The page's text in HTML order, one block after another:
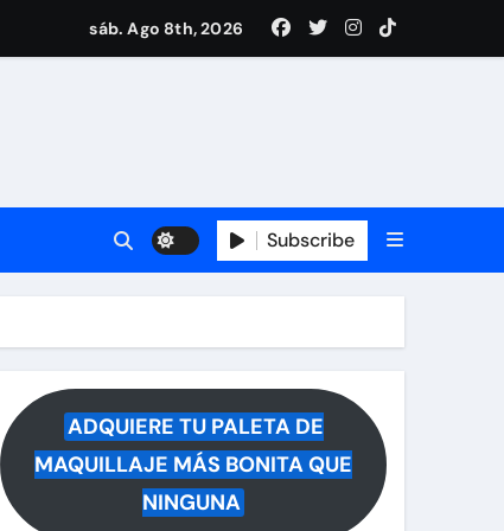
y revela lo que muchos querían saber
sáb. Ago 8th, 2026
Subscribe
ADQUIERE TU PALETA DE
MAQUILLAJE MÁS BONITA QUE
NINGUNA